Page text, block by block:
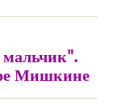
Мишкине